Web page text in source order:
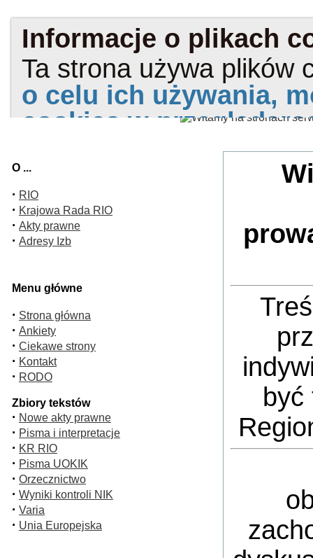
O ...
· RIO
· Krajowa Rada RIO
· Akty prawne
· Adresy Izb
Menu główne
· Strona główna
· Ankiety
· Ciekawe strony
· Kontakt
· RODO
Zbiory tekstów
· Nowe akty prawne
· Pisma i interpretacje
· KR RIO
· Pisma UOKIK
· Orzecznictwo
· Wyniki kontroli NIK
· Varia
· Unia Europejska